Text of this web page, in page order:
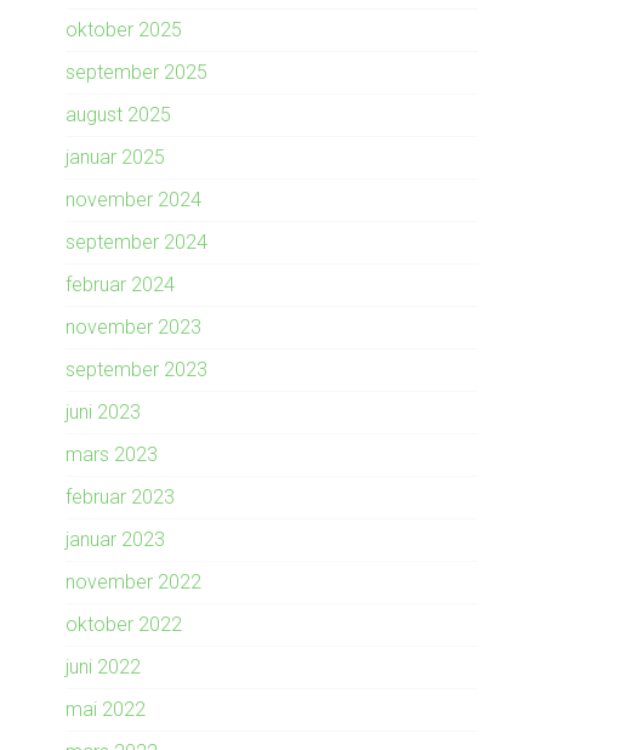
oktober 2025
september 2025
august 2025
januar 2025
november 2024
september 2024
februar 2024
november 2023
september 2023
juni 2023
mars 2023
februar 2023
januar 2023
november 2022
oktober 2022
juni 2022
mai 2022